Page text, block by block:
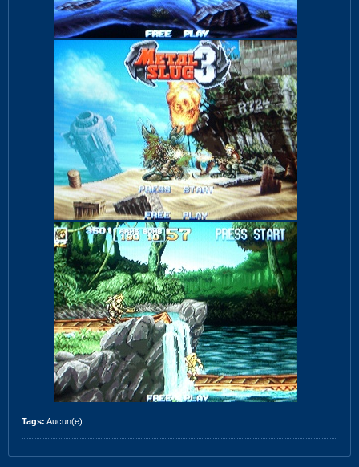
Tags: Aucun(e)